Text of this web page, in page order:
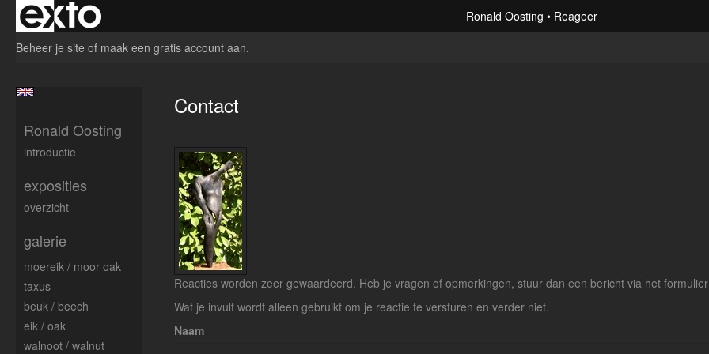
Ronald Oosting
Reageer
Beheer je site of maak een gratis account aan.
Contact
Reacties worden zeer gewaardeerd. Heb je vragen of opmerkingen, stuur dan een bericht via het
Wat je invult wordt alleen gebruikt om je reactie te versturen en verder niet.
Naam
Ronald Oosting
introductie
exposities
overzicht
galerie
moereik / moor oak
taxus
beuk / beech
eik / oak
walnoot / walnut